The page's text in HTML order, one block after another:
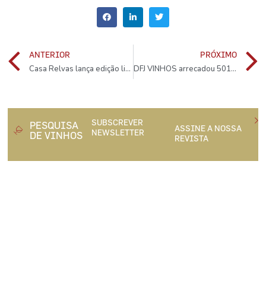
ANTERIOR
Casa Relvas lança edição limitada com Xutos & Pontapés
PRÓXIMO
DFJ VINHOS arrecadou 501 prémios em 2018
PESQUISA
DE VINHOS
SUBSCREVER
NEWSLETTER
ASSINE A NOSSA
REVISTA